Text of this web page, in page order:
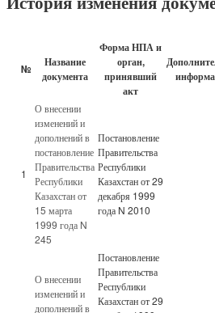
№
Название
документа
Форма НПА и
орган,
принявший
акт
1
О внесении
изменений и
дополнений в
постановление
Правительства
Республики
Казахстан от
15 марта
1999 года N
245
Постановление
Правительства
Республики
Казахстан от 29
декабря 1999
года N 2010
О внесении
изменений и
дополнений в
Постановление
Правительства
Республики
Казахстан от 29